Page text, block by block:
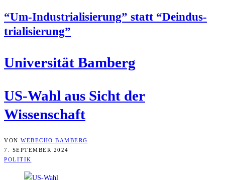
“Um-Indus­tria­li­sie­rung” statt “Deindus­
tria­li­sie­rung”
Uni­ver­si­tät Bamberg
US-Wahl aus Sicht der
Wissenschaft
VON WEBECHO BAMBERG
7. SEPTEMBER 2024
POLITIK